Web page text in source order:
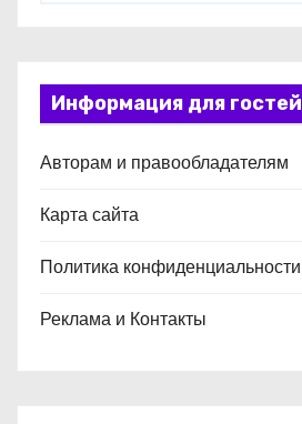
Информация для гостей
Авторам и правообладателям
Карта сайта
Политика конфиденциальности
Реклама и Контакты